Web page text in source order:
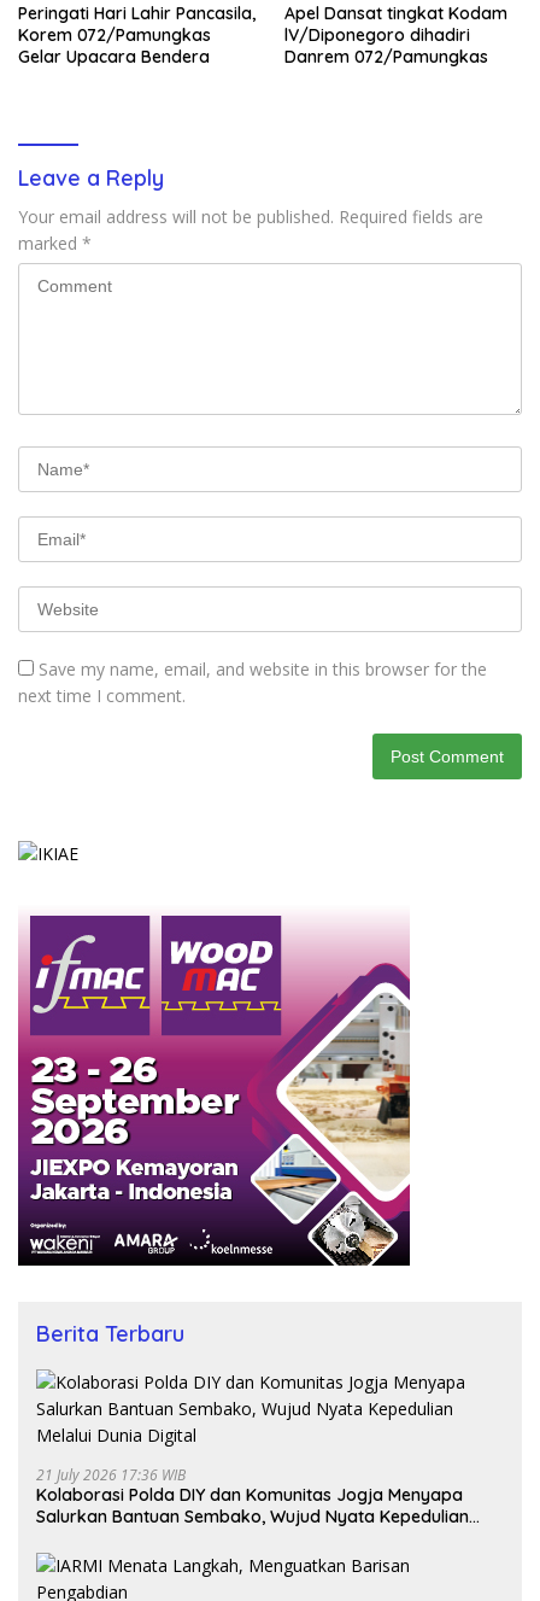
Peringati Hari Lahir Pancasila,
Korem 072/Pamungkas
Gelar Upacara Bendera
Apel Dansat tingkat Kodam
lV/Diponegoro dihadiri
Danrem 072/Pamungkas
Leave a Reply
Your email address will not be published. Required fields are
marked *
Save my name, email, and website in this browser for the
next time I comment.
Berita Terbaru
21 July 2026 17:36 WIB
Kolaborasi Polda DIY dan Komunitas Jogja Menyapa
Salurkan Bantuan Sembako, Wujud Nyata Kepedulian